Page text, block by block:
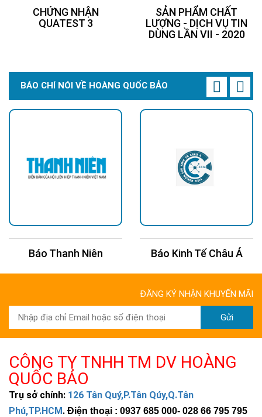
CHỨNG NHẬN
QUATEST 3
SẢN PHẨM CHẤT
LƯỢNG - DỊCH VỤ TIN
DÙNG LẦN VII - 2020
BÁO CHÍ NÓI VỀ HOÀNG QUỐC BẢO
Báo Thanh Niên Báo Kinh Tế Châu Á
ĐĂNG KÝ NHẬN KHUYẾN MÃI
Gửi
CÔNG TY TNHH TM DV HOÀNG
QUỐC BẢO
Trụ sở chính: 126 Tân Quý,P.Tân Qúy,Q.Tân
Phú,TP.HCM. Điện thoại : 0937 685 000- 028 66 795 795